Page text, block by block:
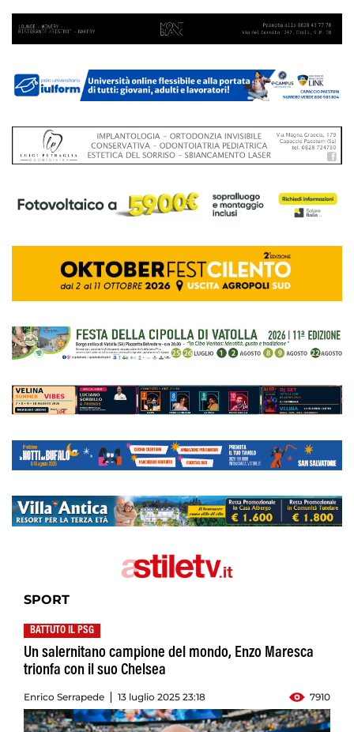
SPORT
BATTUTO IL PSG
Un salernitano campione del mondo, Enzo Maresca
trionfa con il suo Chelsea
Enrico Serrapede 13 luglio 2025 23:18 7910